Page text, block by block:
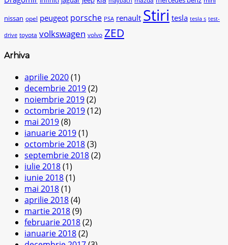
nissan opel peugeot porsche PSA renault Stiri tesla tesla s test-
drive toyota volkswagen volvo ZED
Arhiva
aprilie 2020(1)
decembrie 2019(2)
noiembrie 2019(2)
octombrie 2019(12)
mai 2019(8)
ianuarie 2019(1)
octombrie 2018(3)
septembrie 2018(2)
iulie 2018(1)
iunie 2018(1)
mai 2018(1)
aprilie 2018(4)
martie 2018(9)
februarie 2018(2)
ianuarie 2018(2)